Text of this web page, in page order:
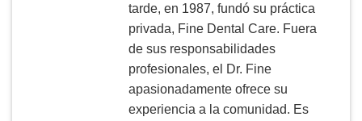
tarde, en 1987, fundó su práctica
privada, Fine Dental Care. Fuera
de sus responsabilidades
profesionales, el Dr. Fine
apasionadamente ofrece su
experiencia a la comunidad. Es